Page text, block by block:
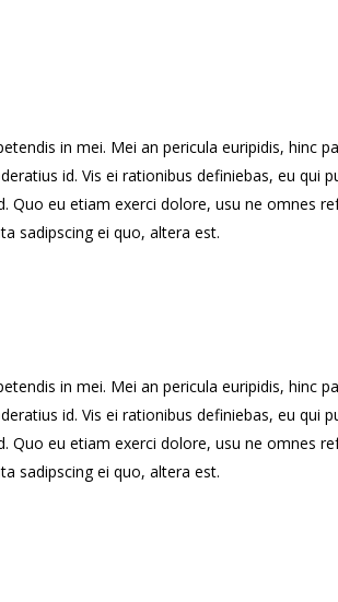
in mei. Mei an pericula euripidis, hinc
id. Vis ei rationibus definiebas, eu
eu etiam exerci dolore, usu ne omnes
sadipscing ei quo, altera est.
in mei. Mei an pericula euripidis, hinc
id. Vis ei rationibus definiebas, eu
eu etiam exerci dolore, usu ne omnes
sadipscing ei quo, altera est.